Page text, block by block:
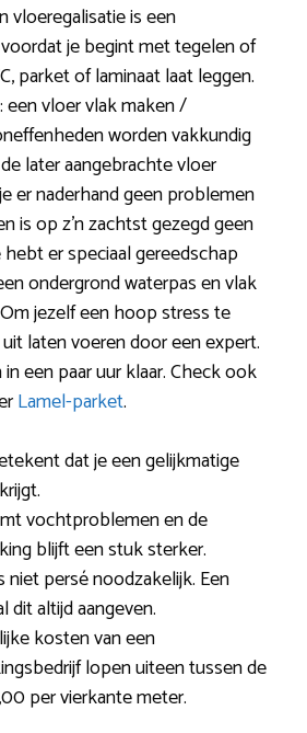
vloeregalisatie is een
je begint met tegelen of
parket of laminaat laat leggen.
een vloer vlak maken /
worden vakkundig
later aangebrachte vloer
er naderhand geen problemen
is op z’n zachtst gezegd geen
er speciaal gereedschap
ondergrond waterpas en vlak
jezelf een hoop stress te
laten voeren door een expert.
een paar uur klaar. Check ook
Lamel-parket.
dat je een gelijkmatige
vochtproblemen en de
blijft een stuk sterker.
niet persé noodzakelijk. Een
dit altijd aangeven.
kosten van een
lopen uiteen tussen de
per vierkante meter.